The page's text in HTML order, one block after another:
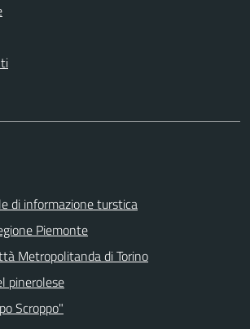
di informazione turstica
Piemonte
Metropolitanda di Torino
pinerolese
Scroppo"